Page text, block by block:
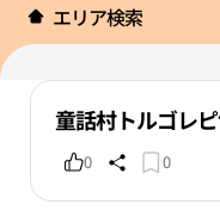
エリア検索
童話村トルゴレ
0 0